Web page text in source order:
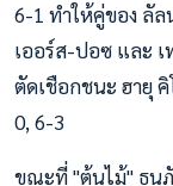
6-1 ทำให้คู่ของ ลัล
เออร์ส-ปอซ และ เ
ตัดเชือกชนะ ฮายุ
0, 6-3
ขณะที่ "ต้นไม้" ธน